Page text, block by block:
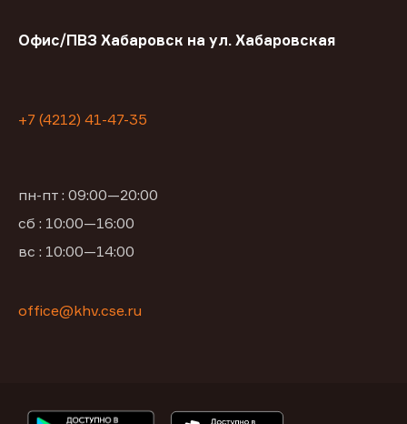
Офис/ПВЗ Хабаровск на ул. Хабаровская
+7 (4212) 41-47-35
пн-пт : 09:00—20:00
сб : 10:00—16:00
вс : 10:00—14:00
office@khv.cse.ru